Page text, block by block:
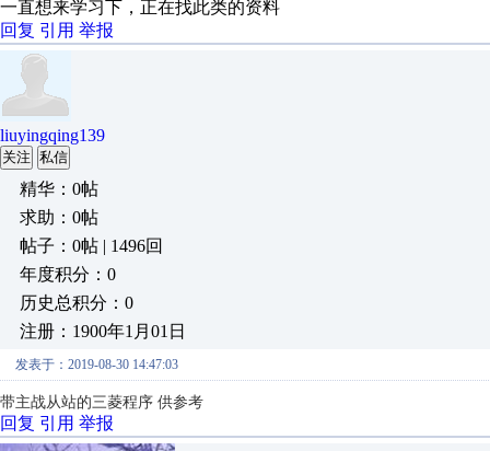
一直想来学习下，正在找此类的资料
回复 引用 举报
liuyingqing139
关注 私信
精华：0帖
求助：0帖
帖子：0帖 | 1496回
年度积分：0
历史总积分：0
注册：1900年1月01日
发表于：2019-08-30 14:47:03
带主战从站的三菱程序 供参考
回复 引用 举报